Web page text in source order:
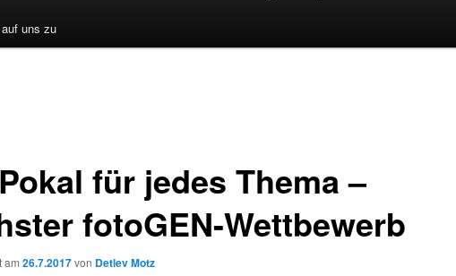
uns zu
für jedes Thema –
fotoGEN-Wettbewerb
am 26.7.2017von Detlev Motz